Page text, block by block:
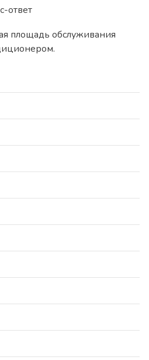
ответ
площадь обслуживания